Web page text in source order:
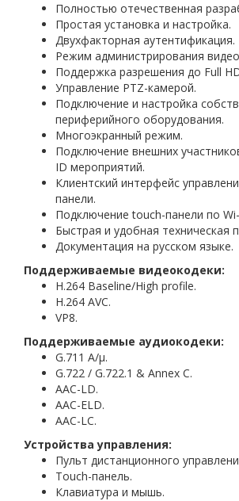
Полностью отечественная
Простая установка и настройка.
Двухфакторная аутентификация.
Режим администрирования
Поддержка разрешения до Full
Управление PTZ-камерой.
Подключение и настройка
периферийного оборудования.
Многоэкранный режим.
Подключение внешних
ID мероприятий.
Клиентский интерфейс
панели.
Подключение touch-панели по
Быстрая и удобная техническая
Документация на русском языке.
Поддерживаемые видеокодеки:
H.264 Baseline/High profile.
H.264 AVC.
VP8.
Поддерживаемые аудиокодеки:
G.711 A/μ.
G.722 / G.722.1 & Annex C.
AAC-LD.
AAC-ELD.
AAC-LC.
Устройства управления:
Пульт дистанционного
Touch-панель.
Клавиатура и мышь.